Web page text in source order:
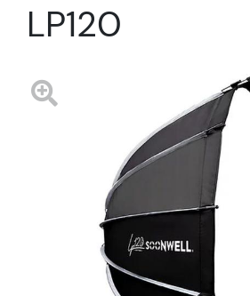
LP120